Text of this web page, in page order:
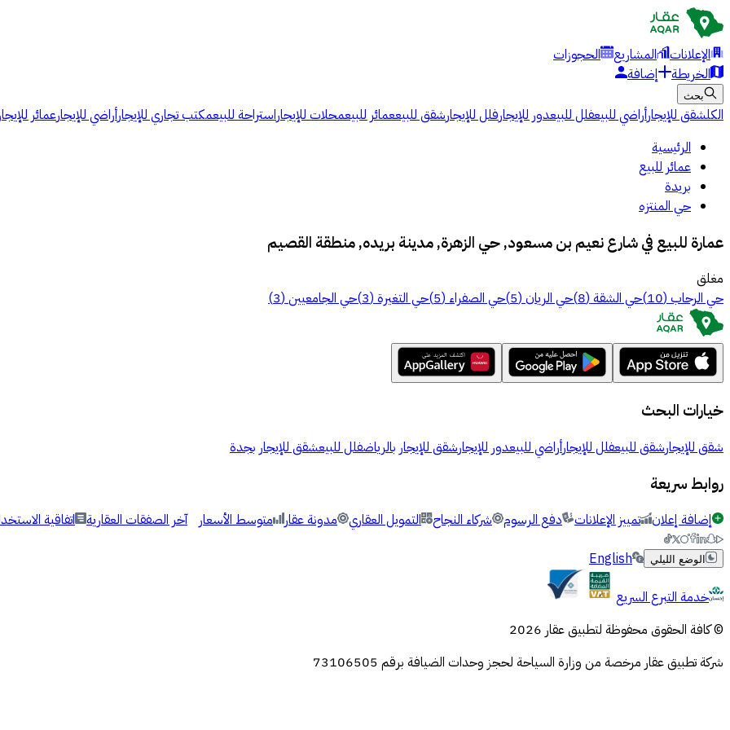
الإعلانات المشاريع
الحجوزات
الخريطة
إضافة
بحث
الكلشقق للإيجارأراضي للبيعفلل للبيعدور للإيجارفلل للإيجارشقق للبيععمائر للبيعمحلات للإيجاراستراحة للبيعمكتب تجاري للإيجارأراضي للإيجارعمائر للإيجار
الرئيسية
عمائر للبيع
بريدة
حي المنتزه
عمارة للبيع في شارع نعيم بن مسعود, حي الزهرة, مدينة بريده, منطقة القصيم
مغلق
حي الرحاب(
10
)حي الشقة(
8
)حي الريان(
5
)حي الصفراء(
5
)حي التغيرة(
3
)حي الجامعيين(
3
)
خيارات البحث
شقق للإيجارشقق للبيعفلل للإيجارأراضي للبيعدور للإيجارشقق للإيجار بالرياضفلل للبيعشقق للإيجار بجدة
روابط سريعة
إضافة إعلان تمييز الإعلانات دفع الرسوم شركاء النجاح التمويل العقاري مدونة عقار متوسط الأسعار آخر الصفقات العقارية اتفاقية
الوضع الليلي
English
خدمة التبرع السريع
© كافة الحقوق محفوظة لتطبيق عقار 2026
شركة تطبيق عقار مرخصة من وزارة السياحة لحجز وحدات الضيافة برقم 73106505